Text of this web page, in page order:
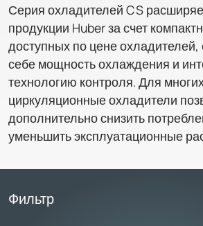
Серия охладителей CS
продукции Huber за счет
доступных по цене
себе мощность охлаждения и
технологию контроля. Для
циркуляционные охладители
дополнительно снизить
уменьшить эксплуатационные
Фильтр